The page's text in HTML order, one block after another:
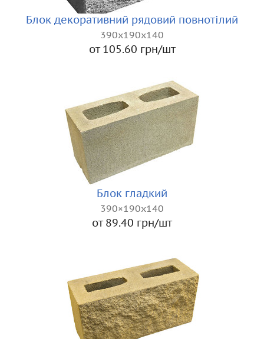
Блок декоративний рядовий повнотілий
390x190x140
от 105.60 грн/шт
Блок гладкий
390×190x140
от 89.40 грн/шт